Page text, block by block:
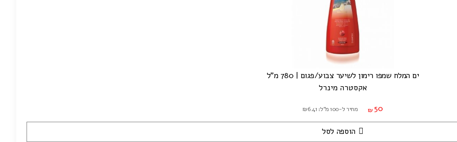
ים המלח שמפו רימון לשיער צבוע/פגום | 780 מ"ל
אקסטרה מינרל
₪ 50 מחיר ל-100 מ"ל: ₪6.41
הוספה לסל